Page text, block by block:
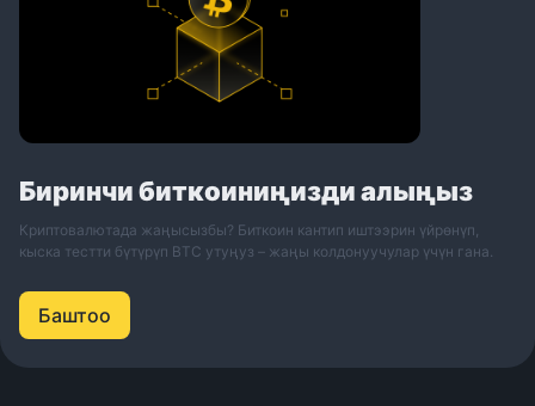
Биринчи биткоиниңизди алыңыз
Криптовалютада жаңысызбы? Биткоин кантип иштээрин үйрөнүп,
кыска тестти бүтүрүп BTC утуңуз – жаңы колдонуучулар үчүн гана.
Баштоо